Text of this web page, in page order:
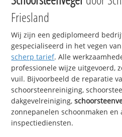
Friesland
Wij zijn een gediplomeerd
gespecialiseerd in het vegen
scherp tarief. Alle
professionele wijze uitgevoerd,
vuil. Bijvoorbeeld de reparatie
schoorsteenreiniging,
dakgevelreiniging,
zonnepanelen schoonmaken
inspectiediensten.